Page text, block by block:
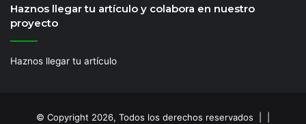
Haznos llegar tu artículo y colabora en nuestro
proyecto
Haznos llegar tu artículo
© Copyright 2026, Todos los derechos reservados | |